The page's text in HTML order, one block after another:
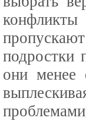
подростки
они менее